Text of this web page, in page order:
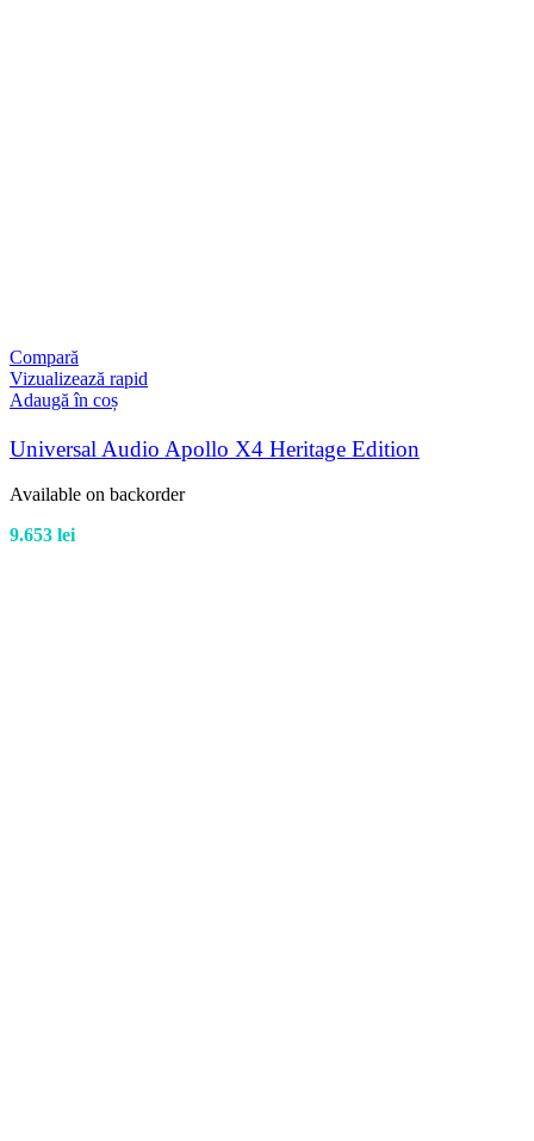
Compară
Vizualizează rapid
Adaugă în coș
Universal Audio Apollo X4 Heritage Edition
Available on backorder
9.653 lei